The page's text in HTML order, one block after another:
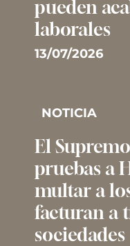
pueden
laborales
13/07/2026
NOTICIA
El
pruebas a
multar a
facturan a
sociedades